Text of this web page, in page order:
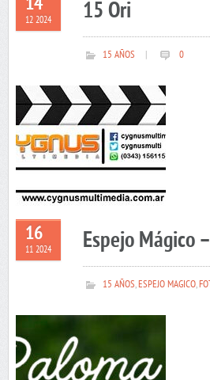
12 2024 15 Ori
15 AÑOS 0
16
11 2024 Espejo Mágico
15 AÑOS,ESPEJO MAGICO,